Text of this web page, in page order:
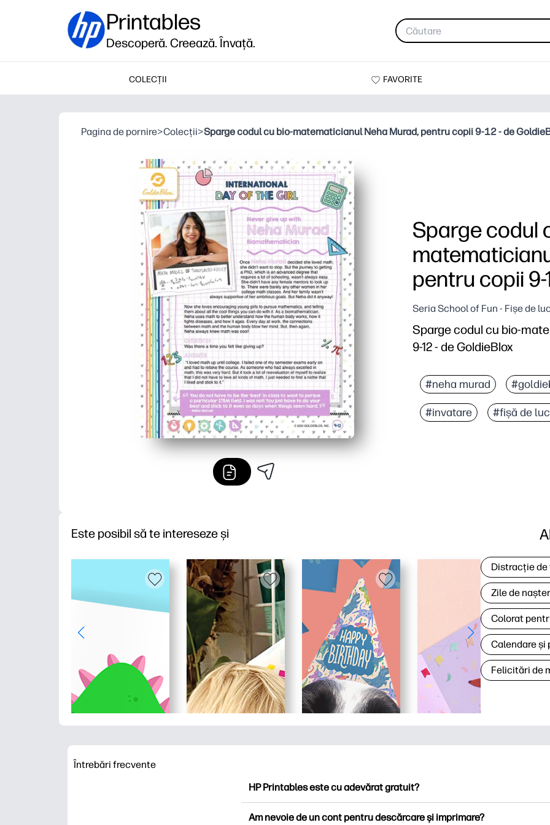
Printables
Descoperă. Creează. Învață.
COLECȚII FAVORITE
Pagina de pornire>Colecții>Sparge codul cu bio-matematicianul Neha Murad, pentru copii 9-12 - de
Sparge codul
pentru copii 9-
Seria School of Fun - Fișe de
Sparge codul cu bio-
9-12 - de GoldieBlox
Pur și simplu imprimați
Neha Murad aduce la
Construiește logica,
#neha murad
#invatare #fișă de
Este posibil să te intereseze și
Distracție de
Zile de
Colorat
Calendare
Felicitări de
Întrebări frecvente
HP Printables este cu adevărat gratuit?
Am nevoie de un cont pentru descărcare și imprimare?